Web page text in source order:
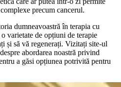
precum cancerul.
dumneavoastră în terapia cu
varietate de opțiuni de terapie
și să vă regenerați. Vizitați site-ul
abordarea noastră privind
a găsi opțiunea potrivită pentru